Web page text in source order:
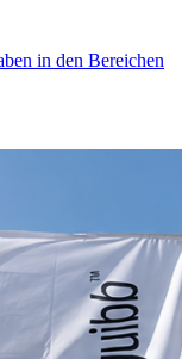
in den Bereichen